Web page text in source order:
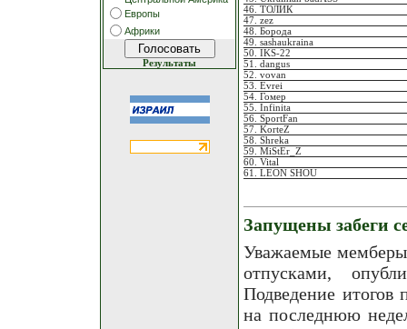
Европы
Африки
Результаты
46. ТОЛИК
47. zez
48. Борода
49. sashaukraina
50. IKS-22
51. dangus
52. vovan
53. Evrei
54. Гомер
55. Infinita
56. SportFan
57. KorteZ
58. Shreka
59. MiStEr_Z
60. Vital
61. LEON SHOU
Запущены забеги
Уважаемые
отпусками,
Подведение итогов
на последнюю